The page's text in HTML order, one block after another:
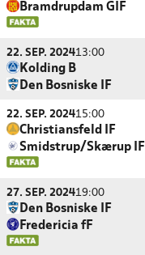
Bramdrupdam GIF
22. SEP. 202413:00
Kolding B
Den Bosniske IF
22. SEP. 202415:00
Christiansfeld IF
Smidstrup/Skærup IF
27. SEP. 202419:00
Den Bosniske IF
Fredericia fF